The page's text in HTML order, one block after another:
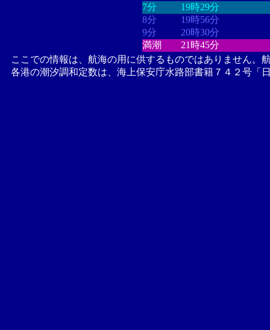
7分
19時29分
8分
19時56分
9分
20時30分
満潮
21時45分
ここでの情報は、航海の用に供するものではありません。
各港の潮汐調和定数は、海上保安庁水路部書籍７４２号「